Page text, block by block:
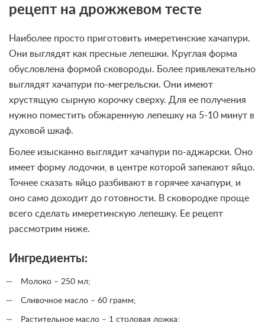
рецепт на дрожжевом тесте
Наиболее просто приготовить имеретинские хачапури.
Они выглядят как пресные лепешки. Круглая форма
обусловлена формой сковороды. Более привлекательно
выглядят хачапури по-мегрельски. Они имеют
хрустящую сырную корочку сверху. Для ее получения
нужно поместить обжаренную лепешку на 5-10 минут в
духовой шкаф.
Более изысканно выглядит хачапури по-аджарски. Оно
имеет форму лодочки, в центре которой запекают яйцо.
Точнее сказать яйцо разбивают в горячее хачапури, и
оно само доходит до готовности. В сковородке проще
всего сделать имеретинскую лепешку. Ее рецепт
рассмотрим ниже.
Ингредиенты:
Молоко – 250 мл;
Сливочное масло – 60 грамм;
Растительное масло – 1 столовая ложка;